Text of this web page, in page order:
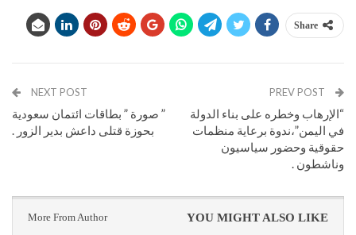
Share
“الإرهاب وخطره على بناء الدولة
في اليمن”،ندوة برعاية منظمات
حقوقية وحضور سياسيون
وناشطون .
NEXT POST
” صورة ” بطاقات ائتمان سعودية
بحوزة قتلى داعش بدير الزور .
YOU MIGHT ALSO LIKE
More From Author